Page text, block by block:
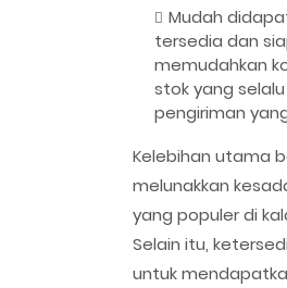
Mudah
tersedia dan
memudahkan
stok yang
pengiriman
Kelebihan utama
melunakkan
yang populer di
Selain itu,
untuk